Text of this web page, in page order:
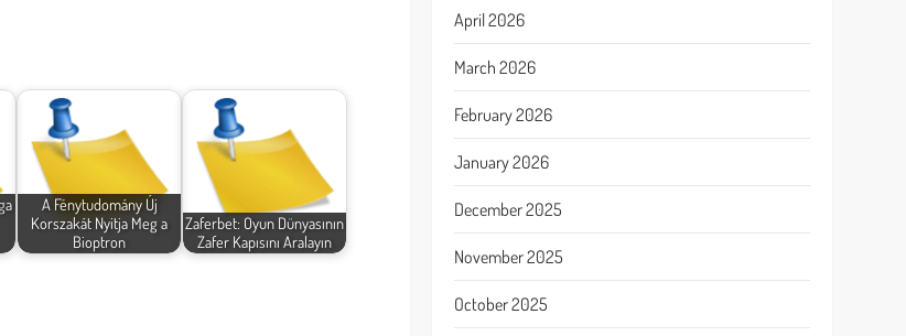
A Fénytudomány Új
Korszakát Nyitja Meg a
Bioptron
Zaferbet: Oyun Dünyasının
Zafer Kapısını Aralayın
April 2026
March 2026
February 2026
January 2026
December 2025
November 2025
October 2025